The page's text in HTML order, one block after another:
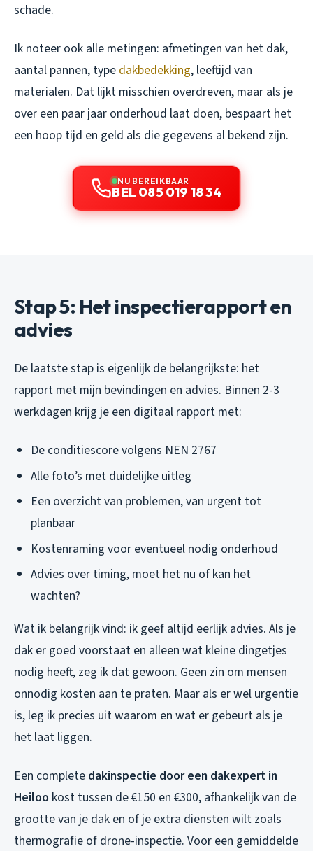
schade.
Ik noteer ook alle metingen: afmetingen van het dak,
aantal pannen, type dakbedekking, leeftijd van
materialen. Dat lijkt misschien overdreven, maar als je
over een paar jaar onderhoud laat doen, bespaart het
een hoop tijd en geld als die gegevens al bekend zijn.
NU BEREIKBAAR
BEL 085 019 18 34
Stap 5: Het inspectierapport en
advies
De laatste stap is eigenlijk de belangrijkste: het
rapport met mijn bevindingen en advies. Binnen 2-3
werkdagen krijg je een digitaal rapport met:
De conditiescore volgens NEN 2767
Alle foto’s met duidelijke uitleg
Een overzicht van problemen, van urgent tot
planbaar
Kostenraming voor eventueel nodig onderhoud
Advies over timing, moet het nu of kan het
wachten?
Wat ik belangrijk vind: ik geef altijd eerlijk advies. Als je
dak er goed voorstaat en alleen wat kleine dingetjes
nodig heeft, zeg ik dat gewoon. Geen zin om mensen
onnodig kosten aan te praten. Maar als er wel urgentie
is, leg ik precies uit waarom en wat er gebeurt als je
het laat liggen.
Een complete dakinspectie door een dakexpert in
Heiloo kost tussen de €150 en €300, afhankelijk van de
grootte van je dak en of je extra diensten wilt zoals
thermografie of drone-inspectie. Voor een gemiddelde